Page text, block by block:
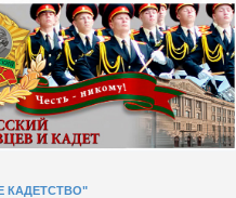
КАДЕТСТВО"